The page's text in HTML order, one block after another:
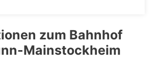
zum Bahnhof
Mainstockheim